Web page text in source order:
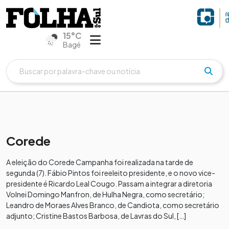
15°C
Bagé
Corede
A eleição do Corede Campanha foi realizada na tarde de
segunda (7). Fábio Pintos foi reeleito presidente, e o novo vice-
presidente é Ricardo Leal Cougo. Passam a integrar a diretoria
Volnei Domingo Manfron, de Hulha Negra, como secretário;
Leandro de Moraes Alves Branco, de Candiota, como secretário
adjunto; Cristine Bastos Barbosa, de Lavras do Sul, […]